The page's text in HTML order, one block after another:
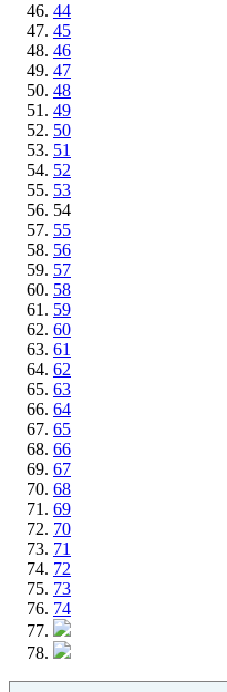
44
45
46
47
48
49
50
51
52
53
54
55
56
57
58
59
60
61
62
63
64
65
66
67
68
69
70
71
72
73
74